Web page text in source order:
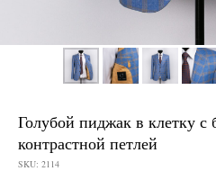
Голубой пиджак в клетку
контрастной петлей
SKU: 2114